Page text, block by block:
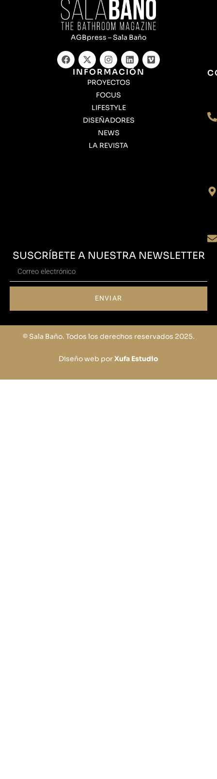
AGBpress – Sala Baño
INFORMACIÓN
PROYECTOS
FOCUS
LIFESTYLE
DISEÑADORES
NEWS
LA REVISTA
SUSCRÍBETE A NUESTRA NEWSLETTER
ENVIAR
© Sala Baño. Todos los derechos reservados 2025.
Diseño web porXufa Estudio